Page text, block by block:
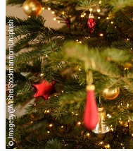
©
Image by @Michel Stockman from Unsplash